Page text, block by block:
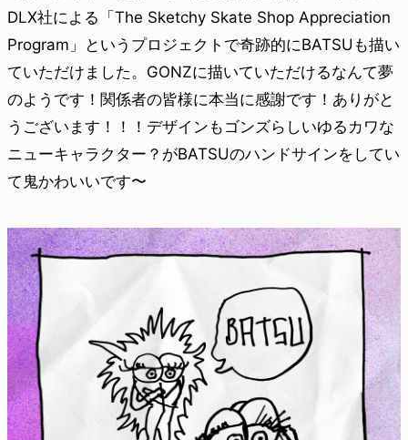
DLX社による「The Sketchy Skate Shop Appreciation
Program」というプロジェクトで奇跡的にBATSUも描い
ていただけました。GONZに描いていただけるなんて夢
のようです！関係者の皆様に本当に感謝です！ありがと
うございます！！！デザインもゴンズらしいゆるカワな
ニューキャラクター？がBATSUのハンドサインをしてい
て鬼かわいいです〜